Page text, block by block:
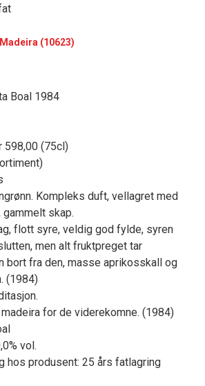
(10623)
Boal 1984
598,00 (75cl)
Kompleks duft, vellagret med
skap.
flott syre, veldig god fylde, syren
men alt fruktpreget tar
bort fra den, masse aprikosskall og
(1984)
for de viderekomne. (1984)
vol.
hos produsent: 25 års fatlagring